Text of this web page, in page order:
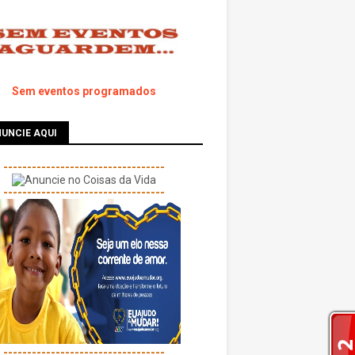
Sem eventos programados
AQUI
----------------------------------
----------------------------------
----------------------------------